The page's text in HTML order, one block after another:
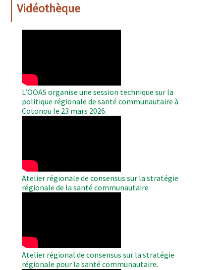
Vidéothèque
L’OOAS organise une session technique sur la
politique régionale de santé communautaire à
Cotonou le 23 mars 2026.
Atelier régionale de consensus sur la stratégie
régionale de la santé communautaire
Atelier régional de consensus sur la stratégie
régionale pour la santé communautaire.